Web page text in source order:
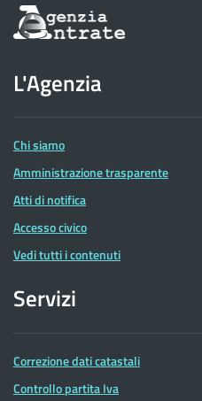
Informazioni
sul
dell'Agenzia
delle
Entrate
L'Agenzia
Chi siamo
Amministrazione trasparente
Atti di notifica
Accesso civico
Vedi tutti i contenuti
Servizi
Correzione dati catastali
Controllo partita Iva